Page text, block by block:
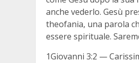
anche vederlo. Gesù
theofania, una parola
essere spirituale.
1Giovanni 3:2 —